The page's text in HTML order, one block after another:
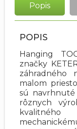
Popis
POPIS
Hanging
značky
záhradného
malom
sú navrhnuté
rôznych